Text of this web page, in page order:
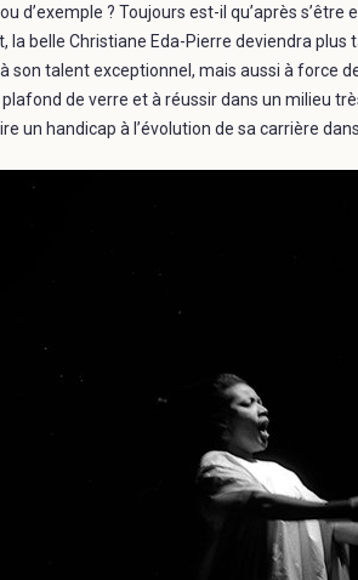
d’exemple ? Toujours est-il qu’après
la belle Christiane Eda-Pierre deviendra
à son talent exceptionnel, mais aussi à force
plafond de verre et à réussir dans un milieu
un handicap à l’évolution de sa carrière